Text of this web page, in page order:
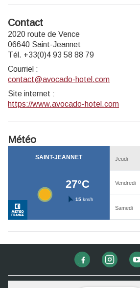
Contact
2020 route de Vence
06640 Saint-Jeannet
Tél. +33(0)4 93 58 88 79
Courriel :
contact@avocado-hotel.com
Site internet :
https://www.avocado-hotel.com
Météo